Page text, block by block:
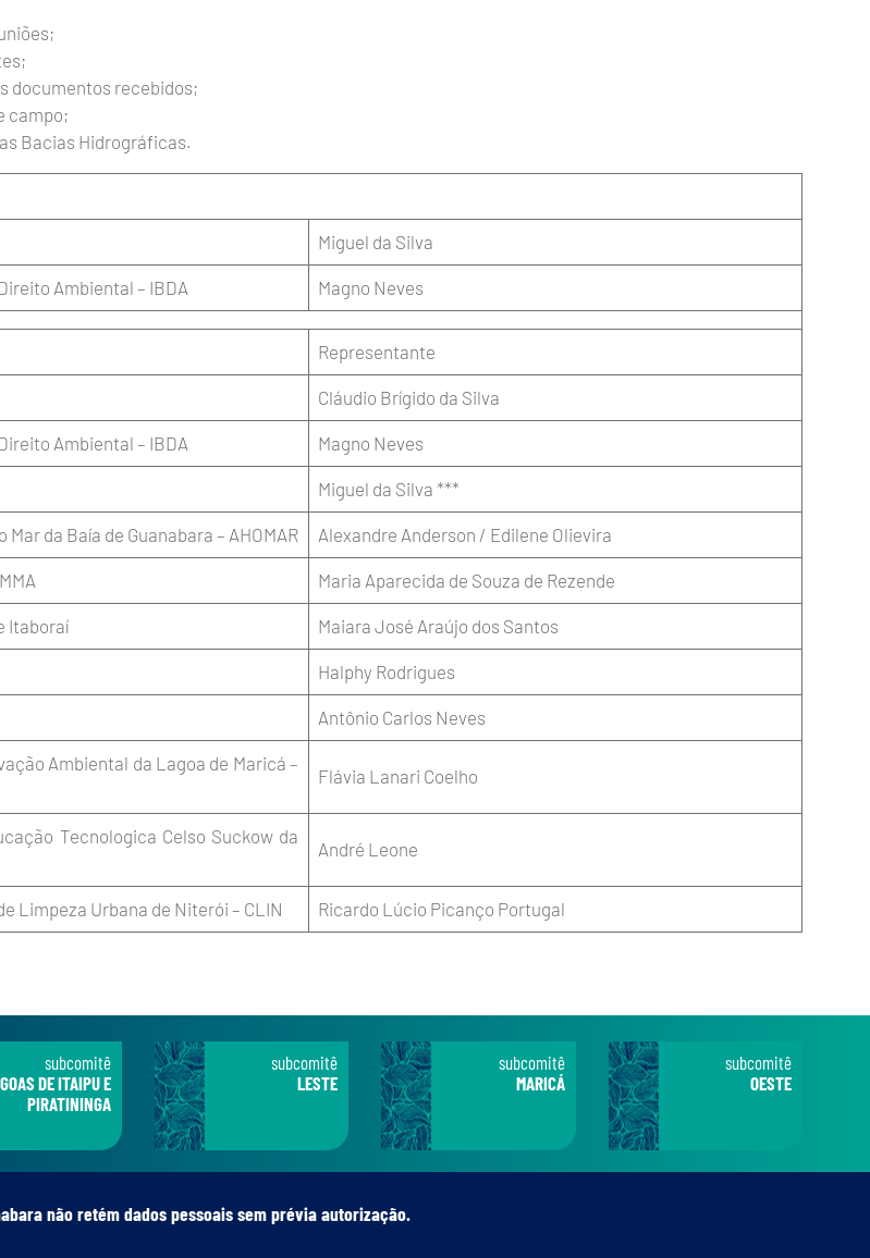
documentos recebidos;
campo;
Bacias Hidrográficas.
Miguel da Silva
Ambiental – IBDA Magno Neves
Representante
Cláudio Brígido da Silva
Ambiental – IBDA Magno Neves
Miguel da Silva ***
da Baía de Guanabara – AHOMAR Alexandre Anderson / Edilene Olievira
Maria Aparecida de Souza de Rezende
Itaboraí Maiara José Araújo dos Santos
Halphy Rodrigues
Antônio Carlos Neves
Ambiental da Lagoa de Maricá –
Flávia Lanari Coelho
Tecnologica Celso Suckow da
André Leone
Limpeza Urbana de Niterói – CLIN Ricardo Lúcio Picanço Portugal
subcomitê
DE ITAIPU E
PIRATININGA
subcomitê
LESTE
subcomitê
MARICÁ
subcomitê
OESTE
não retém dados pessoais sem prévia autorização.